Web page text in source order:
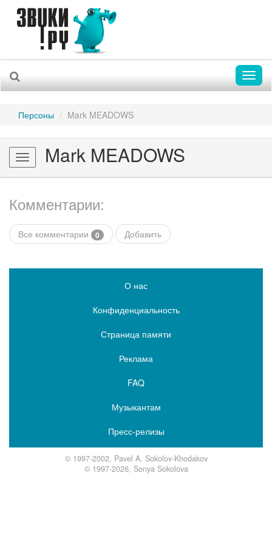
Персоны Mark MEADOWS
Toggle
navigation
Mark MEADOWS
Комментарии:
Все комментарии 0 Добавить
О нас
Конфиденциальность
Страница памяти
Реклама
FAQ
Музыкантам
Пресс-релизы
© 1997-2002, Pavel A. Sokolov-Khodakov
© 1997-2026, Sonya Sokolova